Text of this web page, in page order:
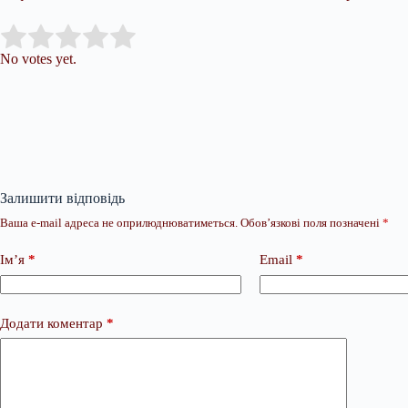
Rate this item:
No votes yet.
Залишити відповідь
Ваша e-mail адреса не оприлюднюватиметься. Обов’язкові поля позначені *
Ім’я * Email *
Додати коментар *